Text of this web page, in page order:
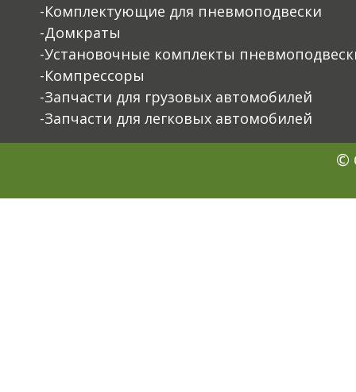
-Комплектующие для пневмоподвески
-Домкраты
-Установочные комплекты
-Компрессоры
-Запчасти для грузовых автомобилей
-Запчасти для легковых автомобилей
©